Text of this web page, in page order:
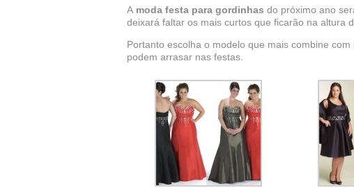
A moda festa para gordinhas do próximo ano
deixará faltar os mais curtos que ficarão na altura
Portanto escolha o modelo que mais combine
podem arrasar nas festas.